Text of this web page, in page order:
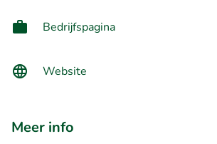
Bedrijfspagina
Website
Meer info